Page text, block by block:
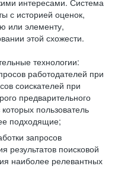
интересами. Система
с историей оценок,
или элементу,
этой схожести.
технологии:
работодателей при
соискателей при
предварительного
пользователь
подходящие;
запросов
результатов поисковой
наиболее релевантных